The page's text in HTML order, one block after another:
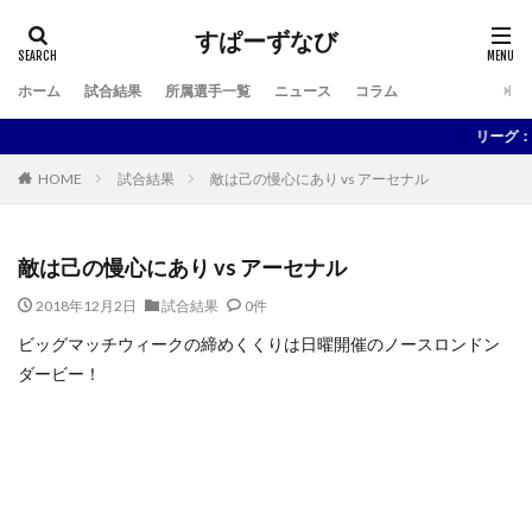
すぱーずなび
ホーム 試合結果 所属選手一覧 ニュース コラム
リーグ：17位
HOME 試合結果 敵は己の慢心にあり vs アーセナル
敵は己の慢心にあり vs アーセナル
2018年12月2日 試合結果 0件
ビッグマッチウィークの締めくくりは日曜開催のノースロンドン
ダービー！
検索